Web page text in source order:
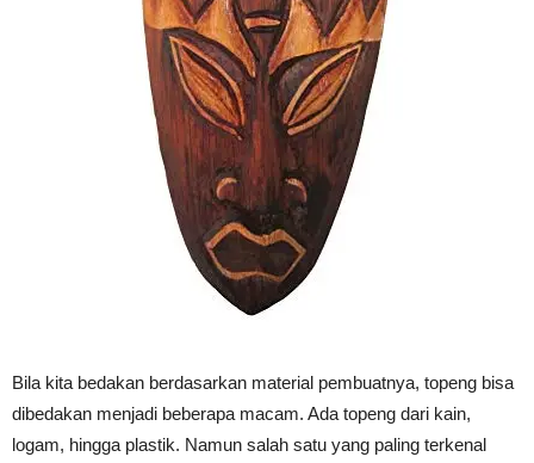
Bila kita bedakan berdasarkan material pembuatnya, topeng bisa
dibedakan menjadi beberapa macam. Ada topeng dari kain,
logam, hingga plastik. Namun salah satu yang paling terkenal